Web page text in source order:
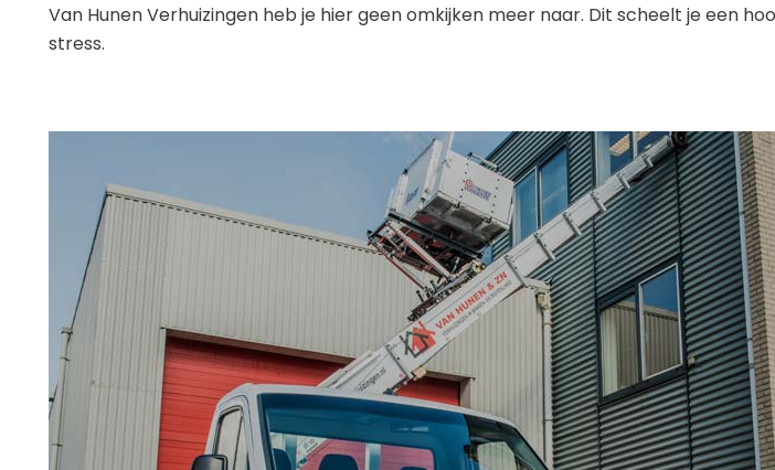
Van Hunen Verhuizingen heb je hier geen omkijken meer naar. Dit scheelt je een
stress.